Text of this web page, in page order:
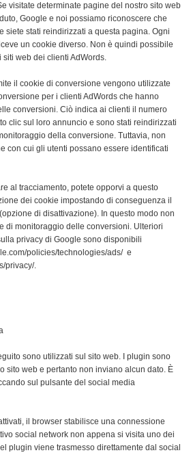
visitate determinate pagine del nostro sito web
Google e noi possiamo riconoscere che
siete stati reindirizzati a questa pagina. Ogni
un cookie diverso. Non è quindi possibile
web dei clienti AdWords.
il cookie di conversione vengono utilizzate
per i clienti AdWords che hanno
conversioni. Ciò indica ai clienti il numero
clic sul loro annuncio e sono stati reindirizzati
della conversione. Tuttavia, non
con cui gli utenti possano essere identificati
al tracciamento, potete opporvi a questo
dei cookie impostando di conseguenza il
di disattivazione). In questo modo non
di monitoraggio delle conversioni. Ulteriori
privacy di Google sono disponibili
policies/technologies/ads/ e
privacy/.
sono utilizzati sul sito web. I plugin sono
sito web e pertanto non inviano alcun dato. È
sul pulsante del social media
il browser stabilisce una connessione
social network non appena si visita uno dei
plugin viene trasmesso direttamente dal social